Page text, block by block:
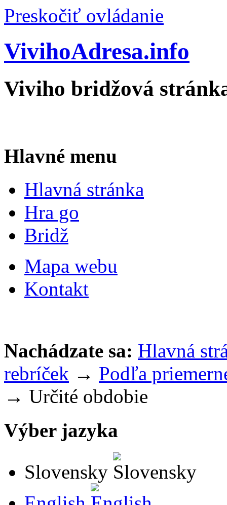
Preskočiť ovládanie
VivihoAdresa.info
Viviho bridžová
Hlavné menu
Hlavná stránka
Hra go
Bridž
Mapa webu
Kontakt
Nachádzate sa: Hlavná
rebríček → Podľa
→ Určité obdobie
Výber jazyka
Slovensky